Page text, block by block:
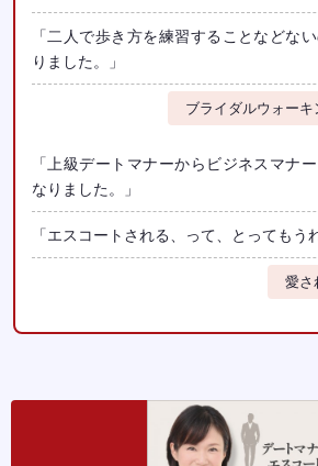
「二人で歩き方を練習することなどな
りました。」
ブライダルウォー
「上級デートマナーからビジネスマナ
なりました。」
「エスコートされる、って、とってもう
愛さ